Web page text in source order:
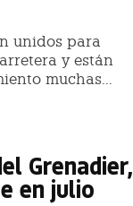
unidos para
y están
muchas...
Grenadier,
en julio